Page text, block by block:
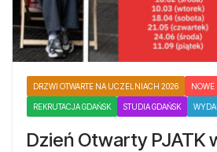
DRZWI OTWARTE NA UCZELNIACH 2026 NOWE
REKRUTACJA GDAŃSK STUDIA GDAŃSK
Dzień Otwarty PJATK